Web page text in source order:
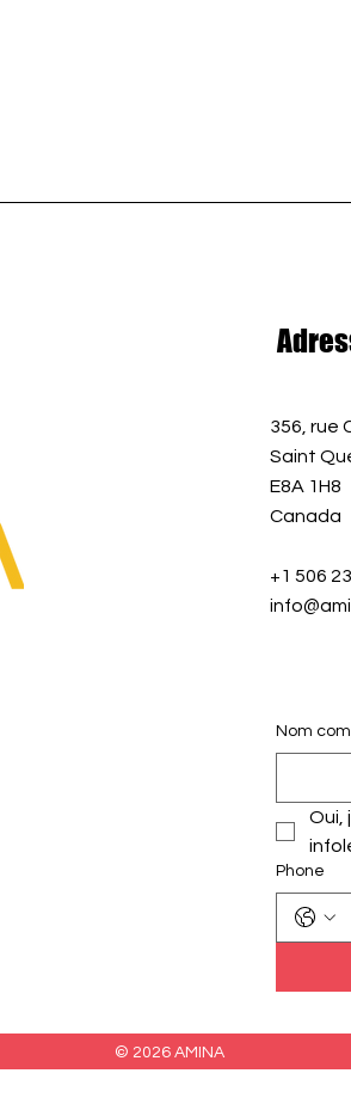
© 2026 AMINA
356, rue
Saint
E8A 1H8
Canada
+1 506
Nom
Oui,
Phone